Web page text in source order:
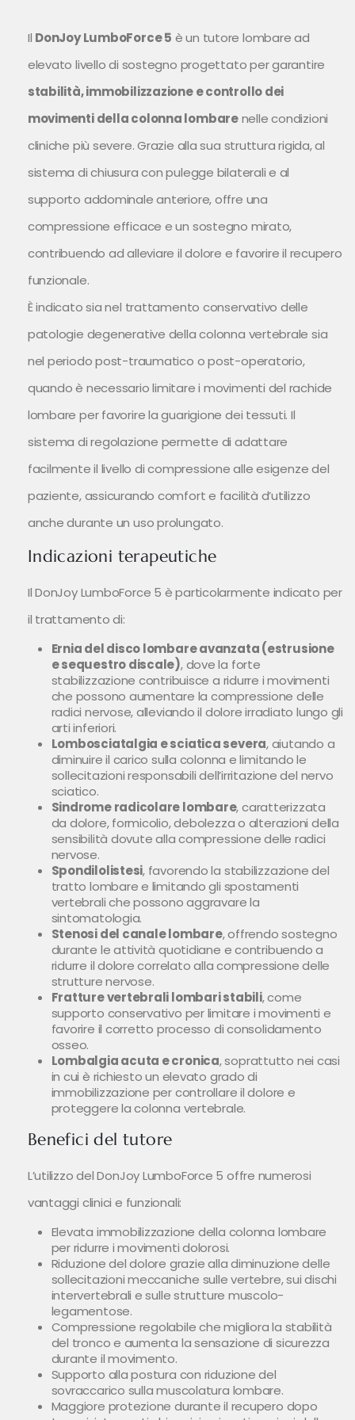
Il DonJoy LumboForce 5 è un tutore lombare ad
elevato livello di sostegno progettato per garantire
stabilità, immobilizzazione e controllo dei
movimenti della colonna lombarenelle condizioni
cliniche più severe. Grazie alla sua struttura rigida, al
sistema di chiusura con pulegge bilaterali e al
supporto addominale anteriore, offre una
compressione efficace e un sostegno mirato,
contribuendo ad alleviare il dolore e favorire il recupero
funzionale.
È indicato sia nel trattamento conservativo delle
patologie degenerative della colonna vertebrale sia
nel periodo post-traumatico o post-operatorio,
quando è necessario limitare i movimenti del rachide
lombare per favorire la guarigione dei tessuti. Il
sistema di regolazione permette di adattare
facilmente il livello di compressione alle esigenze del
paziente, assicurando comfort e facilità d’utilizzo
anche durante un uso prolungato.
Indicazioni terapeutiche
Il DonJoy LumboForce 5 è particolarmente indicato per
il trattamento di:
Ernia del disco lombare avanzata (estrusione
e sequestro discale), dove la forte
stabilizzazione contribuisce a ridurre i movimenti
che possono aumentare la compressione delle
radici nervose, alleviando il dolore irradiato lungo gli
arti inferiori.
Lombosciatalgia e sciatica severa, aiutando a
diminuire il carico sulla colonna e limitando le
sollecitazioni responsabili dell’irritazione del nervo
sciatico.
Sindrome radicolare lombare, caratterizzata
da dolore, formicolio, debolezza o alterazioni della
sensibilità dovute alla compressione delle radici
nervose.
Spondilolistesi, favorendo la stabilizzazione del
tratto lombare e limitando gli spostamenti
vertebrali che possono aggravare la
sintomatologia.
Stenosi del canale lombare, offrendo sostegno
durante le attività quotidiane e contribuendo a
ridurre il dolore correlato alla compressione delle
strutture nervose.
Fratture vertebrali lombari stabili, come
supporto conservativo per limitare i movimenti e
favorire il corretto processo di consolidamento
osseo.
Lombalgia acuta e cronica, soprattutto nei casi
in cui è richiesto un elevato grado di
immobilizzazione per controllare il dolore e
proteggere la colonna vertebrale.
Benefici del tutore
L’utilizzo del DonJoy LumboForce 5 offre numerosi
vantaggi clinici e funzionali:
Elevata immobilizzazione della colonna lombare
per ridurre i movimenti dolorosi.
Riduzione del dolore grazie alla diminuzione delle
sollecitazioni meccaniche sulle vertebre, sui dischi
intervertebrali e sulle strutture muscolo-
legamentose.
Compressione regolabile che migliora la stabilità
del tronco e aumenta la sensazione di sicurezza
durante il movimento.
Supporto alla postura con riduzione del
sovraccarico sulla muscolatura lombare.
Maggiore protezione durante il recupero dopo